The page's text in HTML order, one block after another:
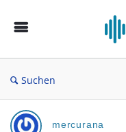
von
Suchen
Musikforum
mercurana